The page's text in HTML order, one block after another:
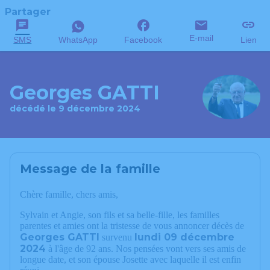
Partager
SMS WhatsApp Facebook E-mail Lien
Georges GATTI
décédé le 9 décembre 2024
Message de la famille
Chère famille, chers amis,
Sylvain et Angie, son fils et sa belle-fille, les familles
parentes et amies ont la tristesse de vous annoncer décès de
Georges GATTI survenu
lundi 09 décembre
2024 à l'âge de 92 ans. Nos pensées vont vers ses amis de
longue date, et son épouse Josette avec laquelle il est enfin